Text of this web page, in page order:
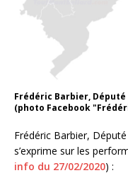
Frédéric Barbier,
(photo Facebook
Frédéric Barbier,
s’exprime sur les
info du 27/02/2020) :